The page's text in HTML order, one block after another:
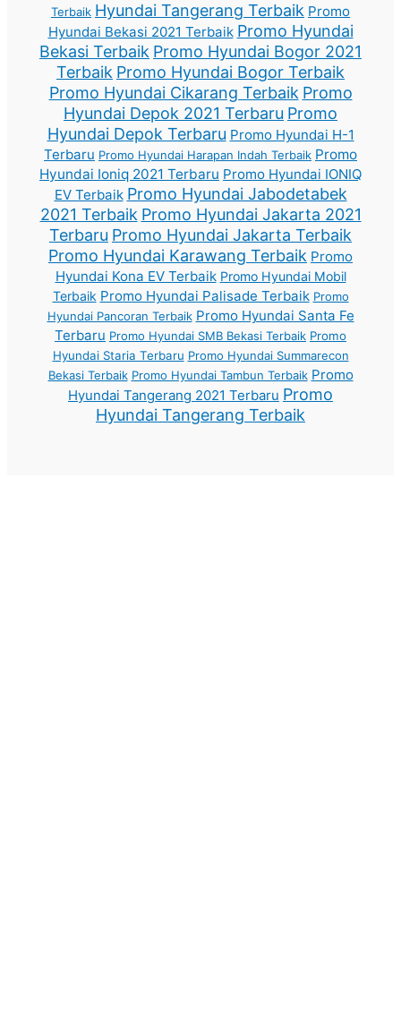
Terbaik Hyundai Tangerang Terbaik Promo
Hyundai Bekasi 2021 Terbaik Promo Hyundai
Bekasi Terbaik Promo Hyundai Bogor 2021
Terbaik Promo Hyundai Bogor Terbaik
Promo Hyundai Cikarang Terbaik Promo
Hyundai Depok 2021 Terbaru Promo
Hyundai Depok Terbaru Promo Hyundai H-1
Terbaru Promo Hyundai Harapan Indah Terbaik Promo
Hyundai Ioniq 2021 Terbaru Promo Hyundai IONIQ
EV Terbaik Promo Hyundai Jabodetabek
2021 Terbaik Promo Hyundai Jakarta 2021
Terbaru Promo Hyundai Jakarta Terbaik
Promo Hyundai Karawang Terbaik Promo
Hyundai Kona EV Terbaik Promo Hyundai Mobil
Terbaik Promo Hyundai Palisade Terbaik Promo
Hyundai Pancoran Terbaik Promo Hyundai Santa Fe
Terbaru Promo Hyundai SMB Bekasi Terbaik Promo
Hyundai Staria Terbaru Promo Hyundai Summarecon
Bekasi Terbaik Promo Hyundai Tambun Terbaik Promo
Hyundai Tangerang 2021 Terbaru Promo
Hyundai Tangerang Terbaik